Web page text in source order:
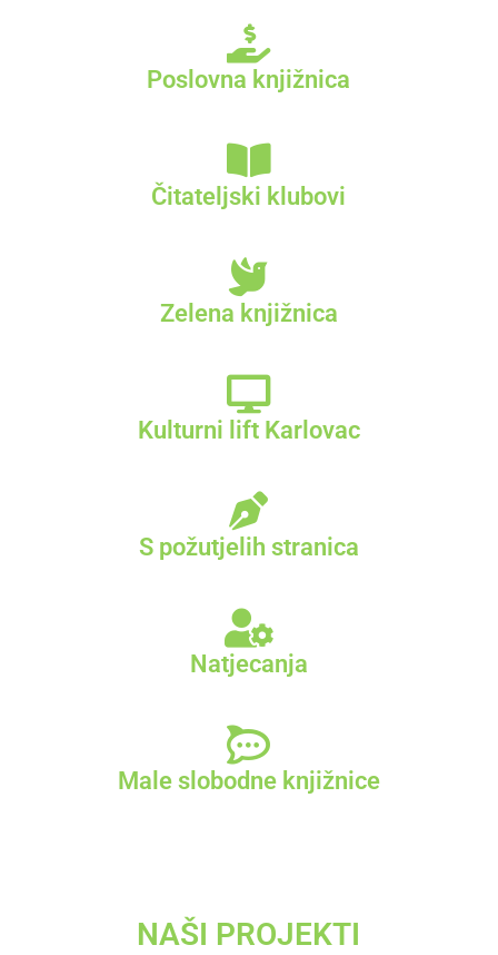
Poslovna knjižnica
Čitateljski klubovi
Zelena knjižnica
Kulturni lift Karlovac
S požutjelih stranica
Natjecanja
Male slobodne knjižnice
NAŠI PROJEKTI